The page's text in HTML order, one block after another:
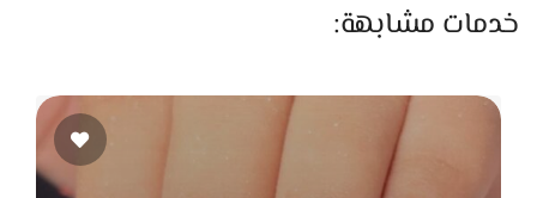
خدمات مشابهة: